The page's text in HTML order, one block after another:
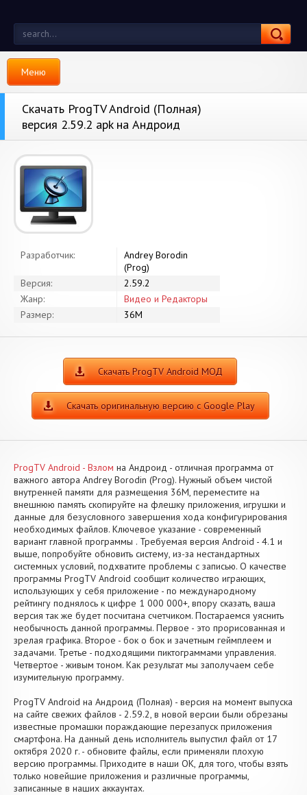
Меню
Скачать ProgTV Android (Полная)
версия 2.59.2 apk на Андроид
Разработчик:
Andrey Borodin
(Prog)
Версия:
2.59.2
Жанр:
Видео и Редакторы
Размер:
36M
Скачать ProgTV Android МОД
Скачать оригинальную версию с Google Play
ProgTV Android - Взлом на Андроид - отличная программа от
важного автора Andrey Borodin (Prog). Нужный объем чистой
внутренней памяти для размещения 36M, переместите на
внешнюю память скопируйте на флешку приложения, игрушки и
данные для безусловного завершения хода конфигурирования
необходимых файлов. Ключевое указание - современный
вариант главной программы . Требуемая версия Android - 4.1 и
выше, попробуйте обновить систему, из-за нестандартных
системных условий, подхватите проблемы с записью. О качестве
программы ProgTV Android сообщит количество играющих,
использующих у себя приложение - по международному
рейтингу поднялось к цифре 1 000 000+, впору сказать, ваша
версия так же будет посчитана счетчиком. Постараемся уяснить
необычность данной программы. Первое - это прорисованная и
зрелая графика. Второе - бок о бок и зачетным геймплеем и
задачами. Третье - подходящими пиктограммами управления.
Четвертое - живым тоном. Как результат мы заполучаем себе
изумительную программу.
ProgTV Android на Андроид (Полная) - версия на момент выпуска
на сайте свежих файлов - 2.59.2, в новой версии были обрезаны
известные промашки пораждающие перезапуск приложения
смартфона. На данный день исполнитель выпустил файл от 17
октября 2020 г. - обновите файлы, если применяли плохую
версию программы. Приходите в наши OK, для того, чтобы взять
только новейшие приложения и различные программы,
записанные в наших аккаунтах.